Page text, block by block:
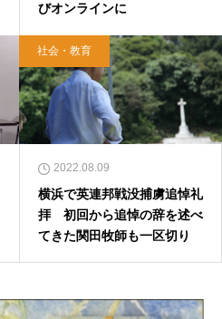
びオンラインに
社会・教育
2022.08.09
横浜で英連邦戦没捕虜追悼礼
拝 初回から追悼の辞を述べ
てきた関田牧師も一区切り